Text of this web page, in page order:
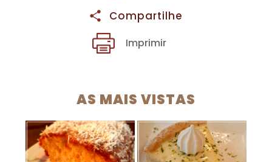
Compartilhe
Imprimir
AS MAIS VISTAS
Bolo de Coco com
Torta de Limão com